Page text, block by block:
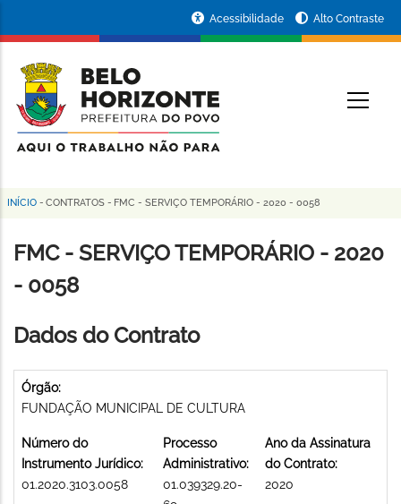
conteúdo
principal
da
Prefeitura
de
Horizonte
Acessibilidade Alto Contraste
Trilha
de
navegação
INÍCIO - CONTRATOS - FMC - SERVIÇO TEMPORÁRIO - 2020 - 0058
FMC - SERVIÇO TEMPORÁRIO - 2020
- 0058
Dados do Contrato
Órgão:
FUNDAÇÃO MUNICIPAL DE CULTURA
Número do
Instrumento Jurídico:
01.2020.3103.0058
Processo
Administrativo:
01.039329.20-
Ano da Assinatura
do Contrato:
2020